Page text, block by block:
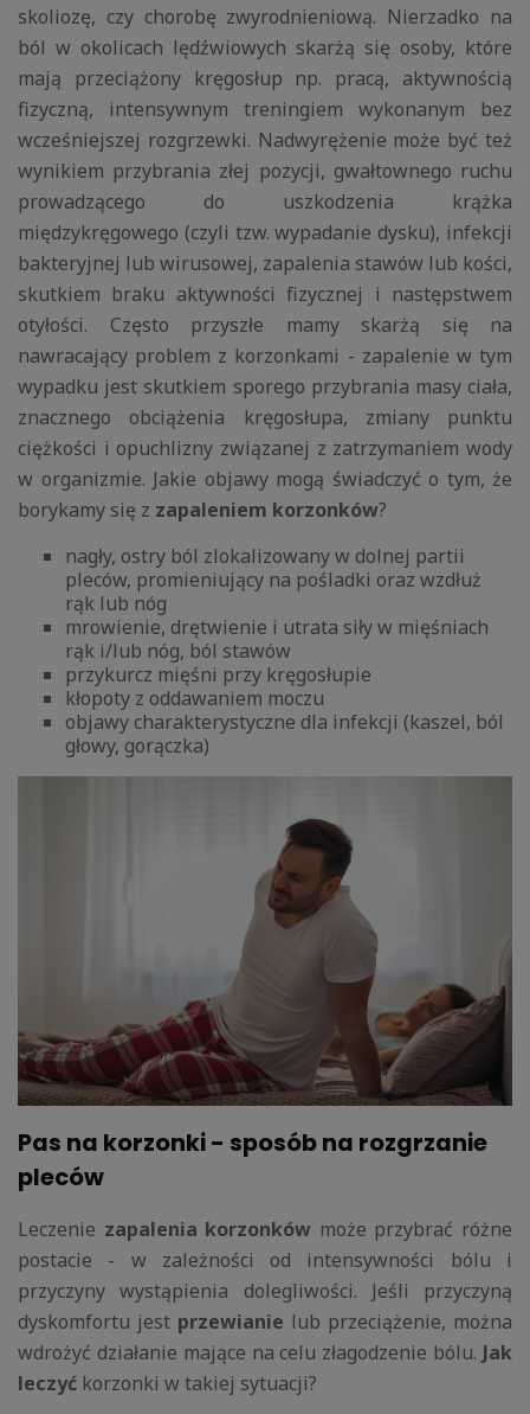
skoliozę, czy chorobę zwyrodnieniową. Nierzadko na
ból w okolicach lędźwiowych skarżą się osoby, które
mają przeciążony kręgosłup np. pracą, aktywnością
fizyczną, intensywnym treningiem wykonanym bez
wcześniejszej rozgrzewki. Nadwyrężenie może być też
wynikiem przybrania złej pozycji, gwałtownego ruchu
prowadzącego do uszkodzenia krążka
międzykręgowego (czyli tzw. wypadanie dysku), infekcji
bakteryjnej lub wirusowej, zapalenia stawów lub kości,
skutkiem braku aktywności fizycznej i następstwem
otyłości. Często przyszłe mamy skarżą się na
nawracający problem z korzonkami - zapalenie w tym
wypadku jest skutkiem sporego przybrania masy ciała,
znacznego obciążenia kręgosłupa, zmiany punktu
ciężkości i opuchlizny związanej z zatrzymaniem wody
w organizmie. Jakie objawy mogą świadczyć o tym, że
borykamy się z zapaleniem korzonków?
nagły, ostry ból zlokalizowany w dolnej partii
pleców, promieniujący na pośladki oraz wzdłuż
rąk lub nóg
mrowienie, drętwienie i utrata siły w mięśniach
rąk i/lub nóg, ból stawów
przykurcz mięśni przy kręgosłupie
kłopoty z oddawaniem moczu
objawy charakterystyczne dla infekcji (kaszel, ból
głowy, gorączka)
Pas na korzonki - sposób na rozgrzanie
pleców
Leczenie zapalenia korzonków może przybrać różne
postacie - w zależności od intensywności bólu i
przyczyny wystąpienia dolegliwości. Jeśli przyczyną
dyskomfortu jest przewianie lub przeciążenie, można
wdrożyć działanie mające na celu złagodzenie bólu. Jak
leczyć korzonki w takiej sytuacji?